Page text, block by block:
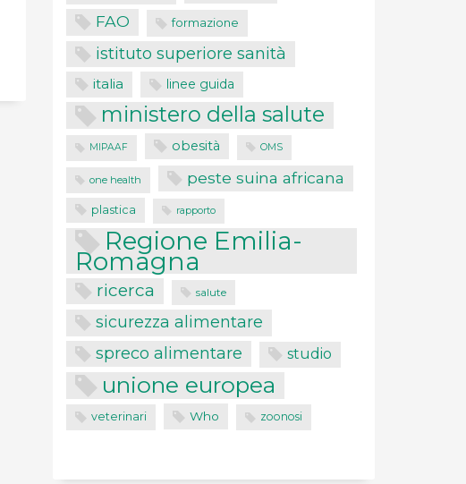
FAO formazione
istituto superiore sanità
italia linee guida
ministero della salute
MIPAAF obesità OMS
one health peste suina africana
plastica rapporto
Regione Emilia-
Romagna
ricerca salute
sicurezza alimentare
spreco alimentare studio
unione europea
veterinari Who zoonosi